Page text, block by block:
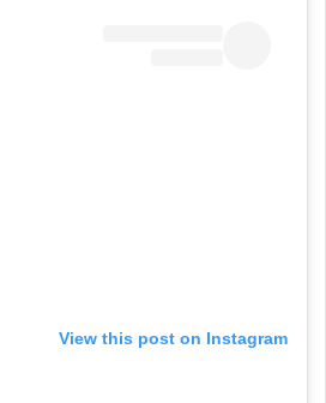
View this post on Instagram